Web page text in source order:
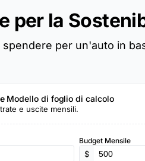
per la
per un'auto in
Modello di foglio di calcolo
e uscite mensili.
Budget Mensile
$